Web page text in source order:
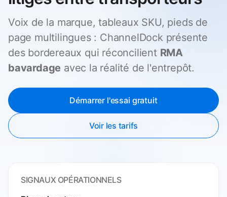
Voix de la marque, tableaux SKU, pieds de
page multilingues : ChannelDock présente
des bordereaux qui réconcilient RMA
bavardage avec la réalité de l'entrepôt.
Démarrer l'essai gratuit
Voir les tarifs
SIGNAUX OPÉRATIONNELS